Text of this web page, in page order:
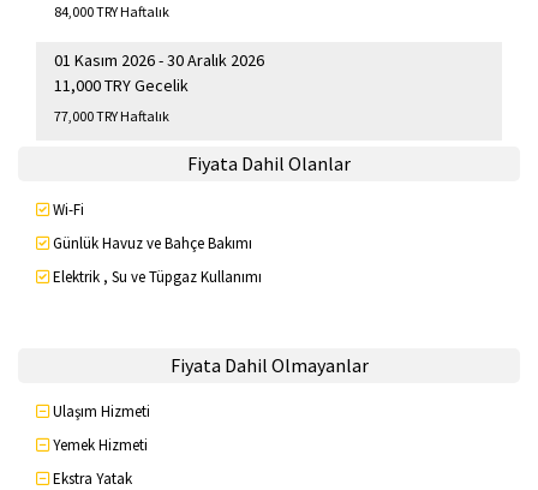
84,000 TRY Haftalık
01 Kasım 2026 - 30 Aralık 2026
11,000 TRY Gecelik
77,000 TRY Haftalık
Fiyata Dahil Olanlar
Wi-Fi
Günlük Havuz ve Bahçe Bakımı
Elektrik , Su ve Tüpgaz Kullanımı
Fiyata Dahil Olmayanlar
Ulaşım Hizmeti
Yemek Hizmeti
Ekstra Yatak